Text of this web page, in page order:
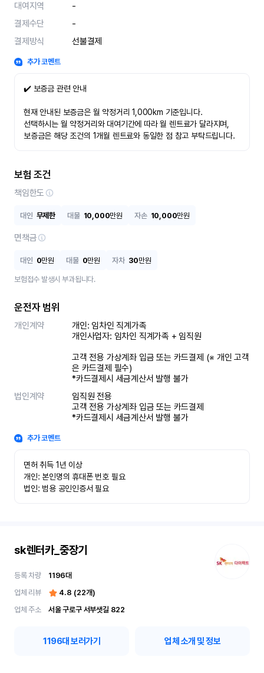
대여지역
-
결제수단
-
결제방식
선불결제
추가 코멘트
✔️ 보증금 관련 안내
현재 안내된 보증금은 월 약정거리 1,000km 기준입니다.
선택하시는 월 약정거리와 대여기간에 따라 월 렌트료가 달라지며,
보증금은 해당 조건의 1개월 렌트료와 동일한 점 참고 부탁드립니다.
보험 조건
책임한도
대인 무제한 대물 10,000만원 자손 10,000만원
면책금
대인 0만원 대물 0만원 자차 30만원
보험접수 발생시 부과됩니다.
운전자 범위
개인계약
개인: 임차인 직계가족
개인사업자: 임차인 직계가족 + 임직원
고객 전용 가상계좌 입금 또는 카드결제 (※ 개인 고객
은 카드결제 필수)
*카드결제시 세금계산서 발행 불가
법인계약
임직원 전용
고객 전용 가상계좌 입금 또는 카드결제
*카드결제시 세금계산서 발행 불가
추가 코멘트
면허 취득 1년 이상
개인: 본인명의 휴대폰 번호 필요
법인: 범용 공인인증서 필요
sk렌터카_중장기
등록 차량 1196대
업체 리뷰
4.8 (22개)
업체 주소
서울 구로구 서부샛길 822
1196대 보러가기 업체 소개 및 정보